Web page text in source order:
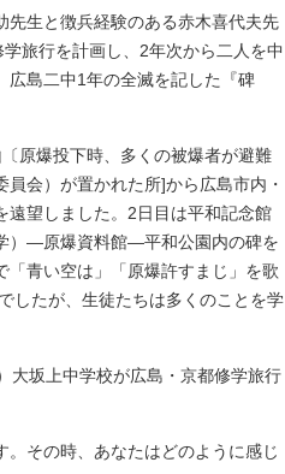
生と徴兵経験のある赤木喜代夫先
旅行を計画し、2年次から二人を中
広島二中1年の全滅を記した『碑
原爆投下時、多くの被爆者が避難
会）が置かれた所]から広島市内・
遠望しました。2日目は平和記念館
）―原爆資料館―平和公園内の碑を
青い空は」「原爆許すまじ」を歌
したが、生徒たちは多くのことを学
坂上中学校が広島・京都修学旅行
その時、あなたはどのように感じ